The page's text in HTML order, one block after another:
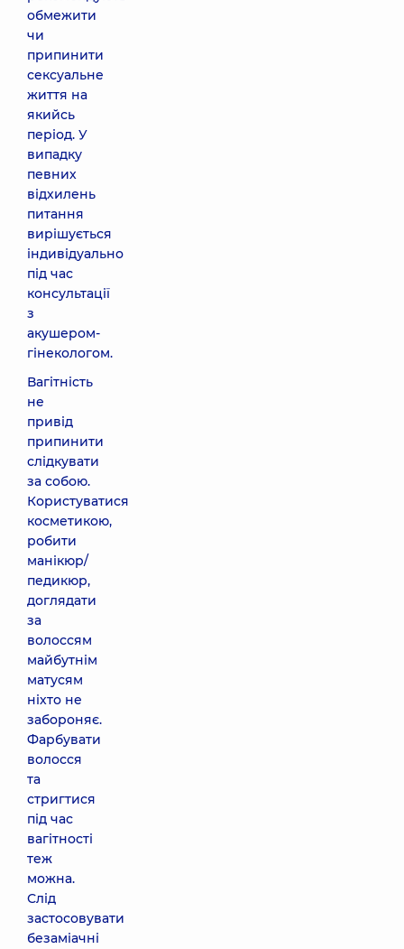
обмежити
чи
припинити
сексуальне
життя на
якийсь
період. У
випадку
певних
відхилень
питання
вирішується
індивідуально
під час
консультації
з
акушером-
гінекологом.
Вагітність
не
привід
припинити
слідкувати
за собою.
Користуватися
косметикою,
робити
манікюр/
педикюр,
доглядати
за
волоссям
майбутнім
матусям
ніхто не
забороняє.
Фарбувати
волосся
та
стригтися
під час
вагітності
теж
можна.
Слід
застосовувати
безаміачні